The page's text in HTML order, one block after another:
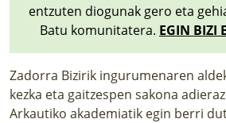
entzuten diogunak gero eta
Batu komunitatera. EGIN BIZI
Zadorra Bizirik ingurumenaren
kezka eta gaitzespen sakona
Arkautiko akademiatik egin berri